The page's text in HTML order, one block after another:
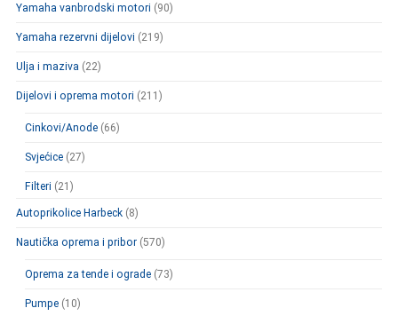
Yamaha vanbrodski motori (90)
Yamaha rezervni dijelovi (219)
Ulja i maziva (22)
Dijelovi i oprema motori (211)
Cinkovi/Anode (66)
Svjećice (27)
Filteri (21)
Autoprikolice Harbeck (8)
Nautička oprema i pribor (570)
Oprema za tende i ograde (73)
Pumpe (10)